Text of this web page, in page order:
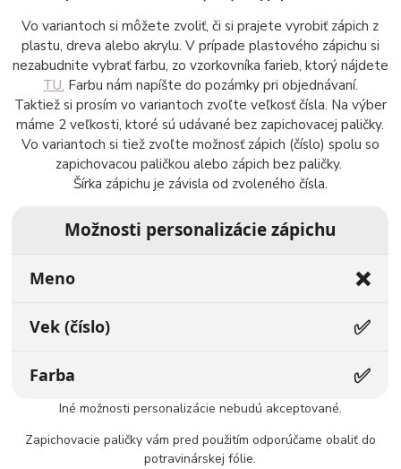
Vo variantoch si môžete zvoliť, či si prajete vyrobiť zápich z
plastu, dreva alebo akrylu. V prípade plastového zápichu si
nezabudnite vybrať farbu, zo vzorkovníka farieb, ktorý nájdete
TU. Farbu nám napíšte do pozámky pri objednávaní.
Taktiež si prosím vo variantoch zvoľte veľkosť čísla. Na výber
máme 2 veľkosti, ktoré sú udávané bez zapichovacej paličky.
Vo variantoch si tiež zvoľte možnosť zápich (číslo) spolu so
zapichovacou paličkou alebo zápich bez paličky.
Šírka zápichu je závisla od zvoleného čísla.
Možnosti personalizácie zápichu
Meno ❌
Vek (číslo) ✅
Farba ✅
Iné možnosti personalizácie nebudú akceptované.
Zapichovacie paličky vám pred použitím odporúčame obaliť do
potravinárskej fólie.